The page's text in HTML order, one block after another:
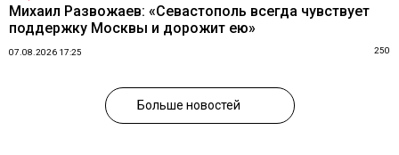
Михаил Развожаев: «Севастополь всегда чувствует
поддержку Москвы и дорожит ею»
07.08.2026 17:25 250
Больше новостей